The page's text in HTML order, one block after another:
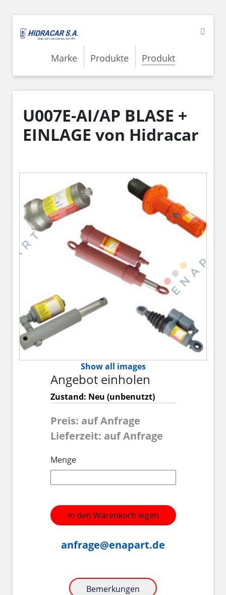
Marke Produkte Produkt
U007E-AI/AP BLASE +
EINLAGE von Hidracar
Show all images
Angebot einholen
Zustand: Neu (unbenutzt)
Preis: auf Anfrage
Lieferzeit: auf Anfrage
Menge
In den Warenkorb legen
anfrage@enapart.de
Bemerkungen